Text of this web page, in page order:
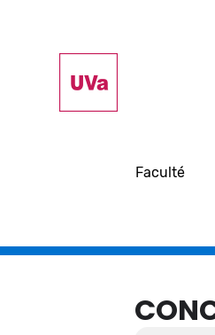
Faculté